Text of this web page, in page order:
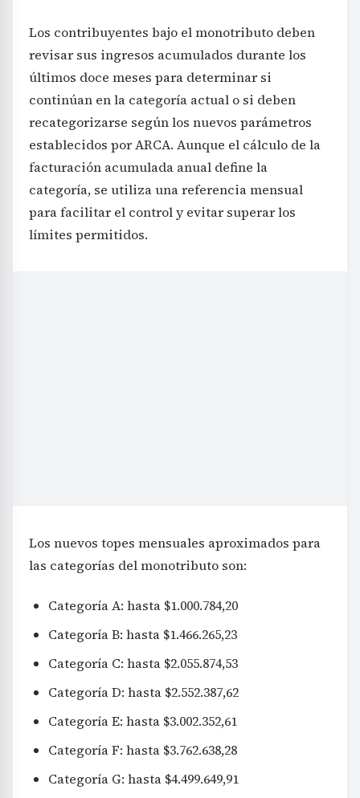
Los contribuyentes bajo el monotributo deben
revisar sus ingresos acumulados durante los
últimos doce meses para determinar si
continúan en la categoría actual o si deben
recategorizarse según los nuevos parámetros
establecidos por ARCA. Aunque el cálculo de la
facturación acumulada anual define la
categoría, se utiliza una referencia mensual
para facilitar el control y evitar superar los
límites permitidos.
Los nuevos topes mensuales aproximados para
las categorías del monotributo son:
Categoría A: hasta $1.000.784,20
Categoría B: hasta $1.466.265,23
Categoría C: hasta $2.055.874,53
Categoría D: hasta $2.552.387,62
Categoría E: hasta $3.002.352,61
Categoría F: hasta $3.762.638,28
Categoría G: hasta $4.499.649,91